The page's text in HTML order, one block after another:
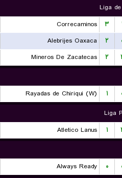
Liga
۳
Correcaminos
۲
Alebrijes Oaxaca
۲
Mineros De Zacatecas
۱
Rayadas de Chiriqui (W)
Liga
۱
Atletico Lanus
۰
Always Ready